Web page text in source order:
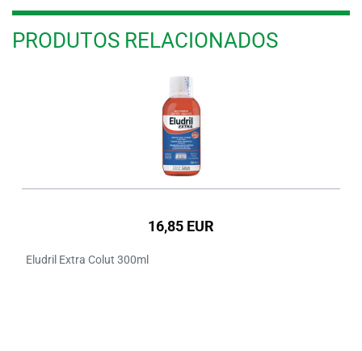
PRODUTOS RELACIONADOS
16,85 EUR
Eludril Extra Colut 300ml